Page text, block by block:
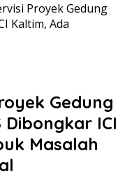
Proyek Gedung
Kaltim, Ada
Gedung
Dibongkar ICI
Masalah